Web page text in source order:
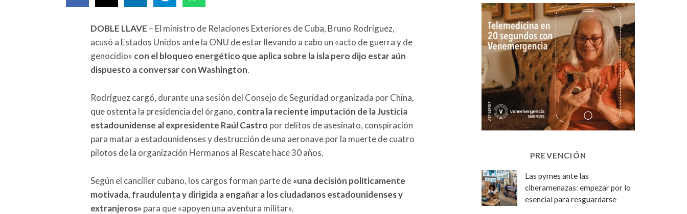
DOBLE LLAVE – El ministro de Relaciones Exteriores de Cuba, Bruno Rodríguez,
acusó a Estados Unidos ante la ONU de estar llevando a cabo un «acto de guerra y de
genocidio» con el bloqueo energético que aplica sobre la isla pero dijo estar aún
dispuesto a conversar con Washington.
Rodríguez cargó, durante una sesión del Consejo de Seguridad organizada por China,
que ostenta la presidencia del órgano, contra la reciente imputación de la Justicia
estadounidense al expresidente Raúl Castro por delitos de asesinato, conspiración
para matar a estadounidenses y destrucción de una aeronave por la muerte de cuatro
pilotos de la organización Hermanos al Rescate hace 30 años.
Según el canciller cubano, los cargos forman parte de«una decisión políticamente
motivada, fraudulenta y dirigida a engañar a los ciudadanos estadounidenses y
extranjeros» para que «apoyen una aventura militar».
PREVENCIÓN
Las pymes ante las
ciberamenazas: empezar por lo
esencial para resguardarse